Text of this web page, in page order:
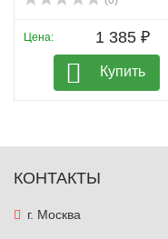
Цена: 1 385 ₽
Купить
КОНТАКТЫ
г. Москва